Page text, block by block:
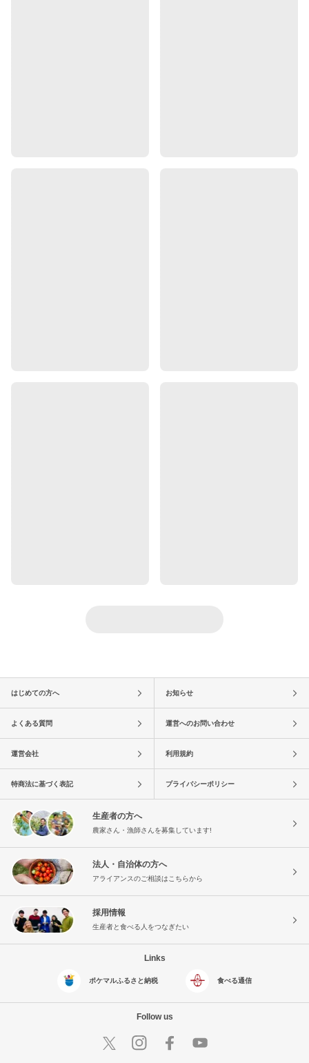
はじめての方へ お知らせ
よくある質問 運営へのお問い合わせ
運営会社 利用規約
特商法に基づく表記 プライバシーポリシー
生産者の方へ
農家さん・漁師さんを募集しています!
法人・自治体の方へ
アライアンスのご相談はこちらから
採用情報
生産者と食べる人をつなぎたい
Links
ポケマルふるさと納税 食べる通信
Follow us